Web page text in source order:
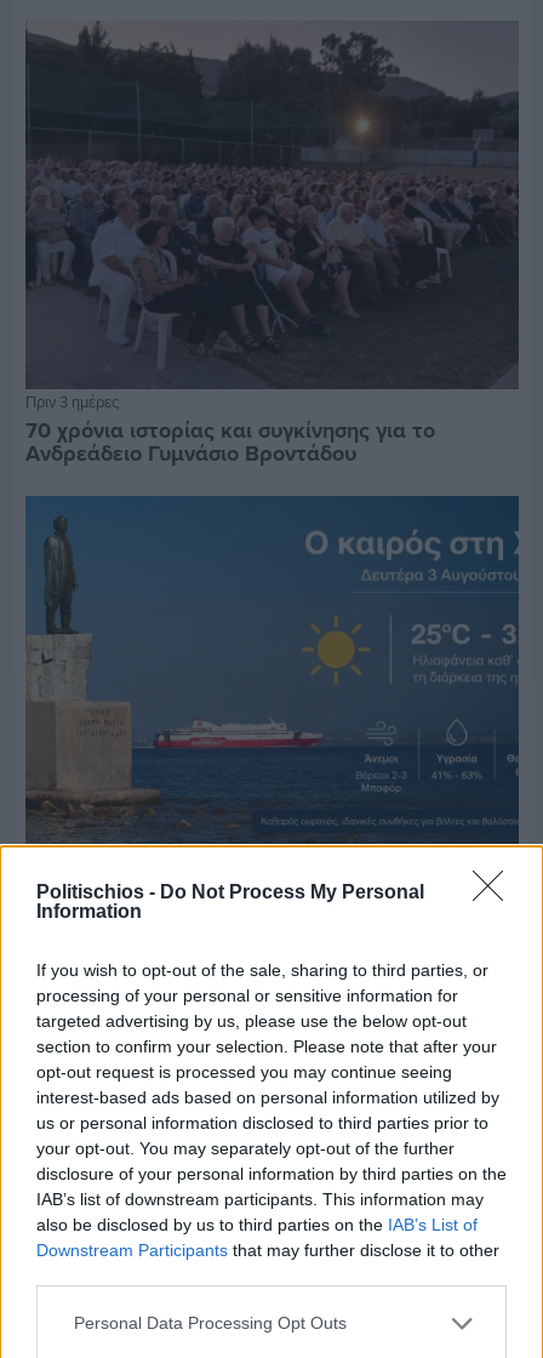
Politischios - Do Not Process My Personal
Information
If you wish to opt-out of the sale, sharing to third parties, or
processing of your personal or sensitive information for
targeted advertising by us, please use the below opt-out
section to confirm your selection. Please note that after your
opt-out request is processed you may continue seeing
interest-based ads based on personal information utilized by
us or personal information disclosed to third parties prior to
your opt-out. You may separately opt-out of the further
disclosure of your personal information by third parties on the
IAB’s list of downstream participants. This information may
also be disclosed by us to third parties on the IAB’s List of
Downstream Participants that may further disclose it to other
Personal Data Processing Opt Outs
Πριν 3 ημέρες
70 χρόνια ιστορίας και συγκίνησης για το
Ανδρεάδειο Γυμνάσιο Βροντάδου
Ο καιρός στη Χίο, σήμερα 3 Αυγούστου 2026
Διαφήμιση